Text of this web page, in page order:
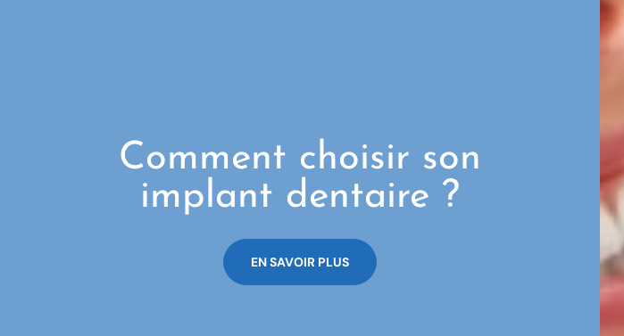
Comment choisir son
implant dentaire ?
EN SAVOIR PLUS